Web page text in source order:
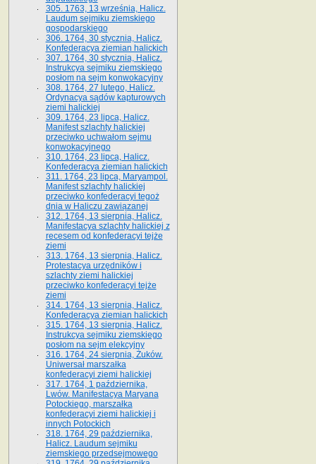
305. 1763, 13 września, Halicz.
Laudum sejmiku ziemskiego
gospodarskiego
306. 1764, 30 stycznia, Halicz.
Konfederacya ziemian halickich
307. 1764, 30 stycznia, Halicz.
Instrukcya sejmiku ziemskiego
posłom na sejm konwokacyjny
308. 1764, 27 lutego, Halicz.
Ordynacya sądów kapturowych
ziemi halickiej
309. 1764, 23 lipca, Halicz.
Manifest szlachty halickiej
przeciwko uchwałom sejmu
konwokacyjnego
310. 1764, 23 lipca, Halicz.
Konfederacya ziemian halickich
311. 1764, 23 lipca, Maryampol.
Manifest szlachty halickiej
przeciwko konfederacyi tegoż
dnia w Haliczu zawiązanej
312. 1764, 13 sierpnia, Halicz.
Manifestacya szlachty halickiej z
recesem od konfederacyi tejże
ziemi
313. 1764, 13 sierpnia, Halicz.
Protestacya urzędników i
szlachty ziemi halickiej
przeciwko konfederacyi tejże
ziemi
314. 1764, 13 sierpnia, Halicz.
Konfederacya ziemian halickich
315. 1764, 13 sierpnia, Halicz.
Instrukcya sejmiku ziemskiego
posłom na sejm elekcyjny
316. 1764, 24 sierpnia, Żuków.
Uniwersał marszałka
konfederacyi ziemi halickiej
317. 1764, 1 października,
Lwów. Manifestacya Maryana
Potockiego, marszałka
konfederacyi ziemi halickiej i
innych Potockich
318. 1764, 29 października,
Halicz. Laudum sejmiku
ziemskiego przedsejmowego